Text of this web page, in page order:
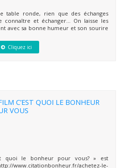
table ronde, rien que des échanges
connaître et échanger… On laisse les
avec sa bonne humeur et son sourire
Cliquez ici
C’EST QUOI LE BONHEUR
VOUS
quoi le bonheur pour vous? » est
www.citationbonheur.fr/achetez-le-